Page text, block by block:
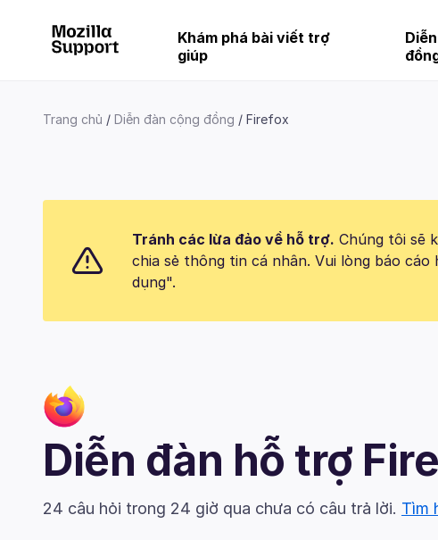
Khám phá bài viết trợ
giúp
Trang chủ Diễn đàn cộng đồng Firefox
Tránh các lừa đảo về hỗ trợ. Chúng tôi sẽ
chia sẻ thông tin cá nhân. Vui lòng báo
dụng".
Diễn đàn hỗ trợ
24 câu hỏi trong 24 giờ qua chưa có câu trả lời. Tìm